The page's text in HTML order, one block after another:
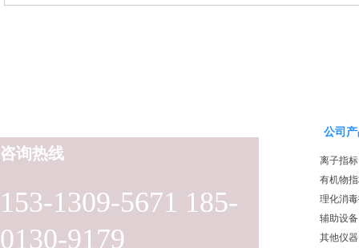
153-1309-5671 185-
0130-9179
咨询热线
公司
离子指标
有机物
理化消
辅助设备
其他仪器